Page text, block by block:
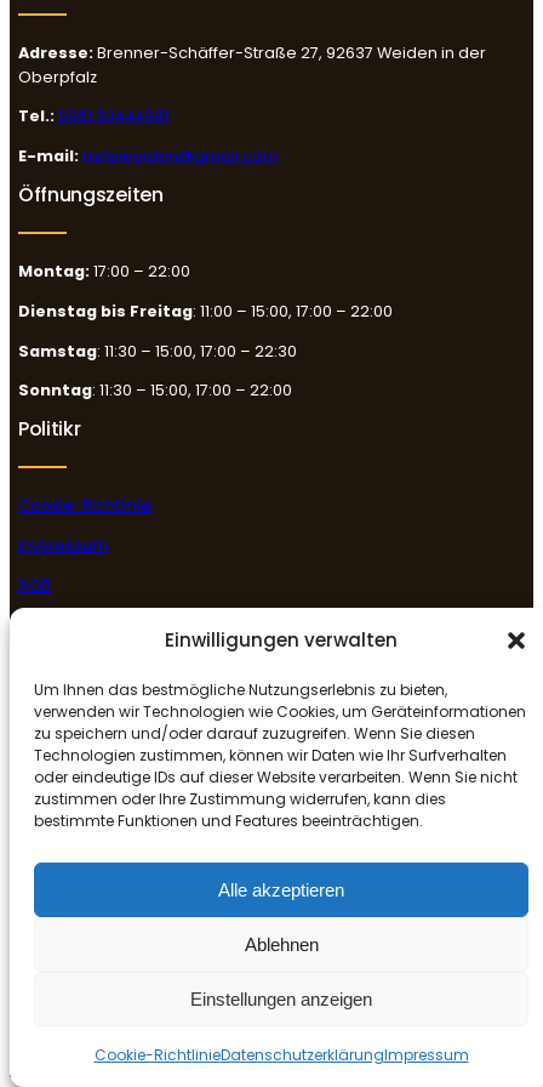
Einwilligungen verwalten
Um Ihnen das bestmögliche Nutzungserlebnis zu bieten,
verwenden wir Technologien wie Cookies, um Geräteinformationen
zu speichern und/oder darauf zuzugreifen. Wenn Sie diesen
Technologien zustimmen, können wir Daten wie Ihr Surfverhalten
oder eindeutige IDs auf dieser Website verarbeiten. Wenn Sie nicht
zustimmen oder Ihre Zustimmung widerrufen, kann dies
bestimmte Funktionen und Features beeinträchtigen.
Alle akzeptieren
Ablehnen
Einstellungen anzeigen
Cookie-RichtlinieDatenschutzerklärungImpressum
Adresse:Brenner-Schäffer-Straße 27, 92637 Weiden in der
Oberpfalz
Tel.:0961 63444081
E-mail:mrleweiden@gmail.com
Öffnungszeiten
Montag:17:00 – 22:00
Dienstag bis Freitag: 11:00 – 15:00, 17:00 – 22:00
Samstag: 11:30 – 15:00, 17:00 – 22:30
Sonntag: 11:30 – 15:00, 17:00 – 22:00
Politikr
Cookie-Richtlinie
Impressum
AGB
Folge uns
InstagramGoogle
© CopyrightMr. Le Asia Restaurant – WeidenAll Rights
Reserved